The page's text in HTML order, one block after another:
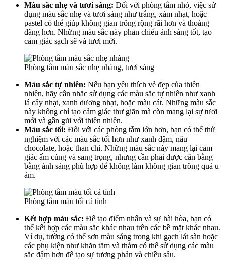
Màu sắc nhẹ và tươi sáng: Đối với phòng tắm nhỏ, việc sử
dụng màu sắc nhẹ và tươi sáng như trắng, xám nhạt, hoặc
pastel có thể giúp không gian trông rộng rãi hơn và thoáng
đãng hơn. Những màu sắc này phản chiếu ánh sáng tốt, tạo
cảm giác sạch sẽ và tươi mới.
Phòng tắm màu sắc nhẹ nhàng, tươi sáng
Màu sắc tự nhiên: Nếu bạn yêu thích vẻ đẹp của thiên
nhiên, hãy cân nhắc sử dụng các màu sắc tự nhiên như xanh
lá cây nhạt, xanh dương nhạt, hoặc màu cát. Những màu sắc
này không chỉ tạo cảm giác thư giãn mà còn mang lại sự tươi
mới và gần gũi với thiên nhiên.
Màu sắc tối: Đối với các phòng tắm lớn hơn, bạn có thể thử
nghiệm với các màu sắc tối hơn như xanh đậm, nâu
chocolate, hoặc than chì. Những màu sắc này mang lại cảm
giác ấm cúng và sang trọng, nhưng cần phải được cân bằng
bằng ánh sáng phù hợp để không làm không gian trông quá u
ám.
Phòng tắm màu tối cá tính
Kết hợp màu sắc: Để tạo điểm nhấn và sự hài hòa, bạn có
thể kết hợp các màu sắc khác nhau trên các bề mặt khác nhau.
Ví dụ, tường có thể sơn màu sáng trong khi gạch lát sàn hoặc
các phụ kiện như khăn tắm và thảm có thể sử dụng các màu
sắc đậm hơn để tạo sự tương phản và chiều sâu.